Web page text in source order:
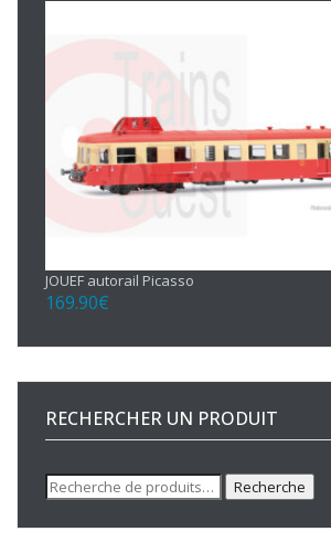
JOUEF autorail Picasso
169.90€
RECHERCHER UN PRODUIT
Recherche
pour :
Recherche